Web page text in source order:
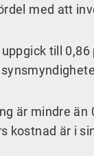
med att
till
är mindre
kostnad är i